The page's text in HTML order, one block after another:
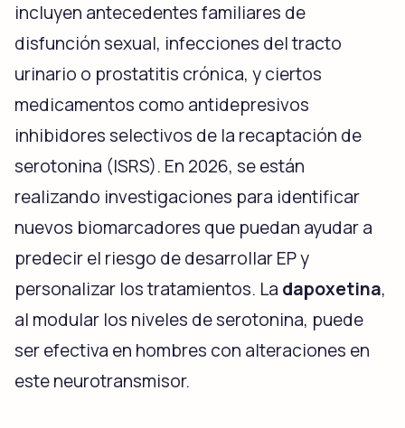
incluyen antecedentes familiares de
disfunción sexual, infecciones del tracto
urinario o prostatitis crónica, y ciertos
medicamentos como antidepresivos
inhibidores selectivos de la recaptación de
serotonina (ISRS). En 2026, se están
realizando investigaciones para identificar
nuevos biomarcadores que puedan ayudar a
predecir el riesgo de desarrollar EP y
personalizar los tratamientos. La dapoxetina,
al modular los niveles de serotonina, puede
ser efectiva en hombres con alteraciones en
este neurotransmisor.